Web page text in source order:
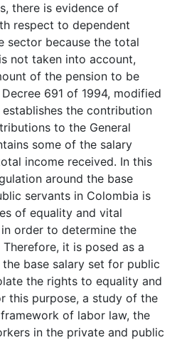
there is evidence of
respect to dependent
sector because the total
not taken into account,
of the pension to be
691 of 1994, modified
establishes the contribution
to the General
some of the salary
income received. In this
around the base
servants in Colombia is
of equality and vital
order to determine the
it is posed as a
base salary set for public
the rights to equality and
this purpose, a study of the
of labor law, the
in the private and public